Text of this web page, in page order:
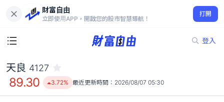
財富自由
立即使用APP，開啟您的股市智慧導航！
打開
登入
89.30
3.72%
天良 4127
89.30 3.72% 最近更新時間： 2026/08/07 05:30